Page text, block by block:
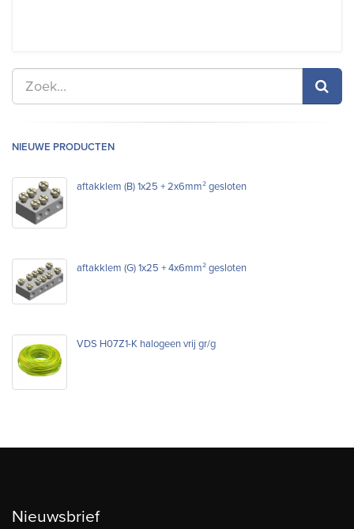
NIEUWE PRODUCTEN
aftakklem (B) 1x25 + 2x6mm² gesloten
aftakklem (G) 1x25 + 4x6mm² gesloten
VDS H07Z1-K halogeen vrij gr/g
Nieuwsbrief